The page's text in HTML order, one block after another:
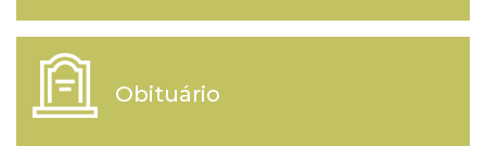
Obituário